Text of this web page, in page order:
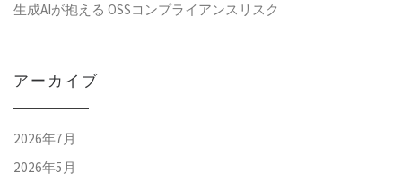
生成AIが抱える OSSコンプライアンスリスク
アーカイブ
2026年7月
2026年5月